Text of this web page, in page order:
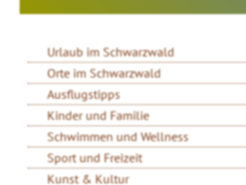
Urlaub im Schwarzwald
Orte im Schwarzwald
Ausflugstipps
Kinder und Familie
Schwimmen und Wellness
Sport und Freizeit
Kunst & Kultur